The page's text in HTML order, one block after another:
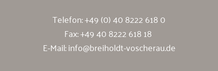
Telefon:+49 (0) 40 8222 618 0
Fax: +49 40 8222 618 18
E-Mail:info@breiholdt-voscherau.de